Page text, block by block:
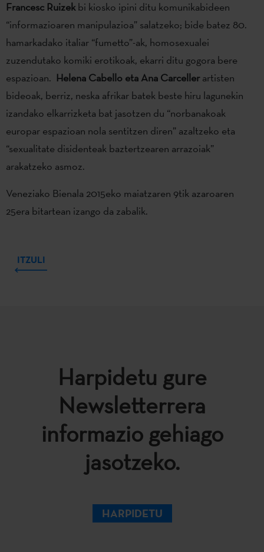
Francesc Ruizekbi kiosko ipini ditu komunikabideen
“informazioaren manipulazioa” salatzeko; bide batez 80.
hamarkadako italiar “fumetto”-ak, homosexualei
zuzendutako komiki erotikoak, ekarri ditu gogora bere
espazioan. Helena Cabello eta Ana Carcellerartisten
bideoak, berriz, neska afrikar batek beste hiru lagunekin
izandako elkarrizketa bat jasotzen du “norbanakoak
europar espazioan nola sentitzen diren” azaltzeko eta
“sexualitate disidenteak baztertzearen arrazoiak”
arakatzeko asmoz.
Veneziako Bienala 2015eko maiatzaren 9tik azaroaren
25era bitartean izango da zabalik.
ITZULI
Harpidetu gure
Newsletterrera
informazio gehiago
jasotzeko.
HARPIDETU